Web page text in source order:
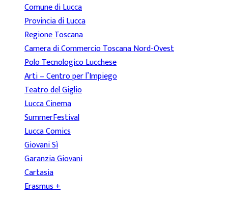
Comune di Lucca
Provincia di Lucca
Regione Toscana
Camera di Commercio Toscana Nord-Ovest
Polo Tecnologico Lucchese
Arti – Centro per l’Impiego
Teatro del Giglio
Lucca Cinema
SummerFestival
Lucca Comics
Giovani Sì
Garanzia Giovani
Cartasia
Erasmus +